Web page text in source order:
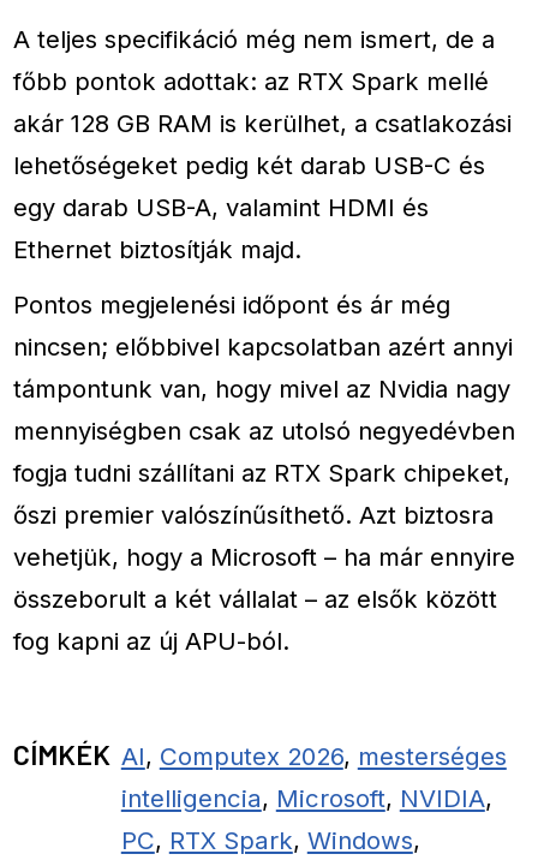
A teljes specifikáció még nem ismert, de a
főbb pontok adottak: az RTX Spark mellé
akár 128 GB RAM is kerülhet, a csatlakozási
lehetőségeket pedig két darab USB-C és
egy darab USB-A, valamint HDMI és
Ethernet biztosítják majd.
Pontos megjelenési időpont és ár még
nincsen; előbbivel kapcsolatban azért annyi
támpontunk van, hogy mivel az Nvidia nagy
mennyiségben csak az utolsó negyedévben
fogja tudni szállítani az RTX Spark chipeket,
őszi premier valószínűsíthető. Azt biztosra
vehetjük, hogy a Microsoft – ha már ennyire
összeborult a két vállalat – az elsők között
fog kapni az új APU-ból.
CÍMKÉK AI, Computex 2026, mesterséges
intelligencia, Microsoft, NVIDIA,
PC, RTX Spark, Windows,